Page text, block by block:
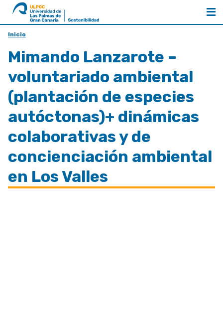
ULPGC
inicio
Inicio
Mimando Lanzarote –
voluntariado ambiental
(plantación de especies
autóctonas)+ dinámicas
colaborativas y de
concienciación ambiental
en Los Valles